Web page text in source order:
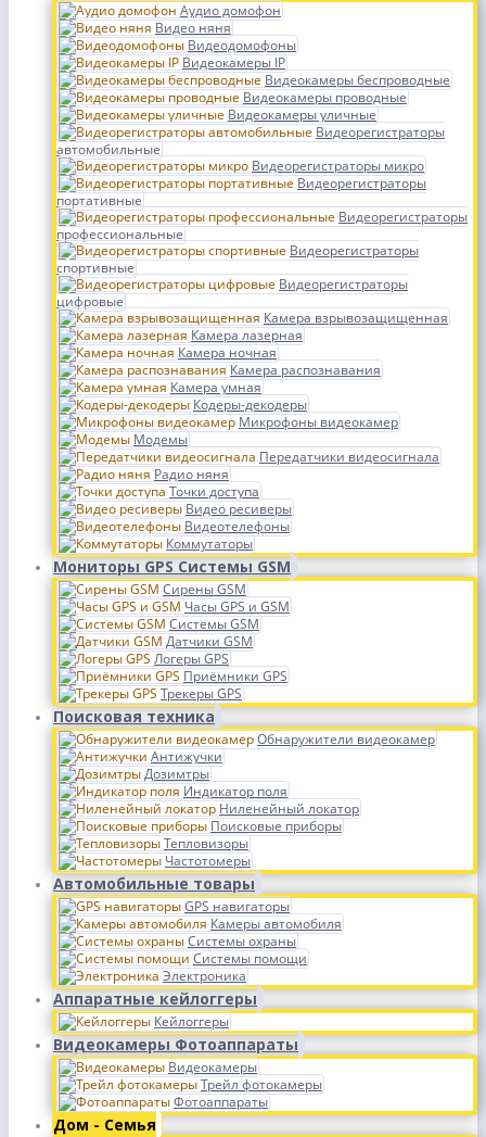
Аудио домофон
Видео няня
Видеодомофоны
Видеокамеры IP
Видеокамеры беспроводные
Видеокамеры проводные
Видеокамеры уличные
Видеорегистраторы
автомобильные
Видеорегистраторы микро
Видеорегистраторы
портативные
Видеорегистраторы
профессиональные
Видеорегистраторы
спортивные
Видеорегистраторы
цифровые
Камера взрывозащищенная
Камера лазерная
Камера ночная
Камера распознавания
Камера умная
Кодеры-декодеры
Микрофоны видеокамер
Модемы
Передатчики видеосигнала
Радио няня
Точки доступа
Видео ресиверы
Видеотелефоны
Коммутаторы
Мониторы GPS Системы GSM
Сирены GSM
Часы GPS и GSM
Системы GSM
Датчики GSM
Логеры GPS
Приёмники GPS
Трекеры GPS
Поисковая техника
Обнаружители видеокамер
Антижучки
Дозимтры
Индикатор поля
Ниленейный локатор
Поисковые приборы
Тепловизоры
Частотомеры
Автомобильные товары
GPS навигаторы
Камеры автомобиля
Системы охраны
Системы помощи
Электроника
Аппаратные кейлоггеры
Кейлоггеры
Видеокамеры Фотоаппараты
Видеокамеры
Трейл фотокамеры
Фотоаппараты
Дом - Семья